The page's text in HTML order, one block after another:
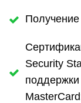
Получение
Security